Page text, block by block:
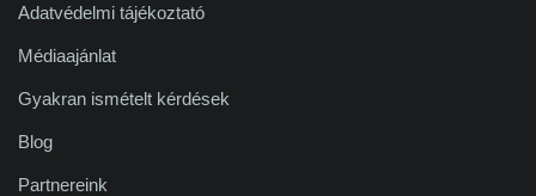
Adatvédelmi tájékoztató
Médiaajánlat
Gyakran ismételt kérdések
Blog
Partnereink